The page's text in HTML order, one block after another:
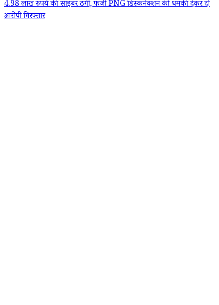
4.98 लाख रुपये की साइबर ठगी, फर्जी PNG डिस्कनेक्शन की धमकी देकर दो
आरोपी गिरफ्तार